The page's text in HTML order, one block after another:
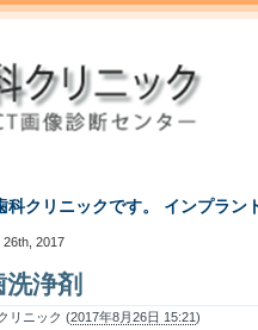
クリニックです。 インプラン
26th, 2017
浄剤
リニック (2017年8月26日 15:21)